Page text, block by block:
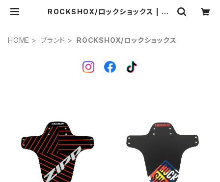
ROCKSHOX/ロックショックス | Po
HOME ブランド ROCKSHOX/ロックショックス